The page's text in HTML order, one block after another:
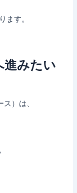
ます。
進みたい
）は、